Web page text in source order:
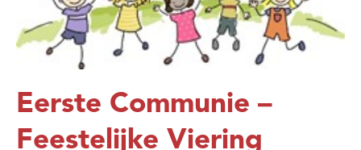
Eerste Communie –
Feestelijke Viering